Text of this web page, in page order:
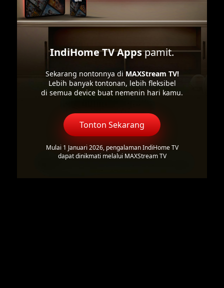
IndiHome TV Appspamit.
Sekarang nontonnya di MAXStream TV!
Lebih banyak tontonan, lebih fleksibel
di semua device buat nemenin hari kamu.
Tonton Sekarang
Mulai 1 Januari 2026, pengalaman IndiHome TV
dapat dinikmati melalui MAXStream TV